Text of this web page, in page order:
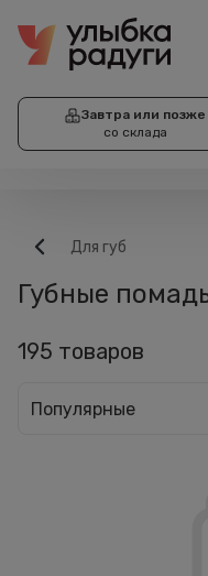
Завтра или позже
со склада
Для губ
Губные
195 товаров
Популярные